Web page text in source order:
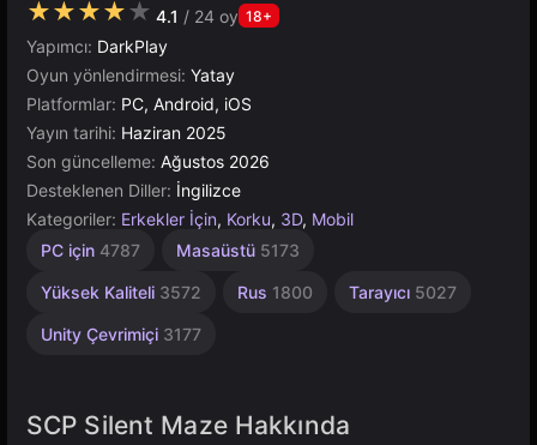
★★★★★ 4.1 / 24 oy 18+
Yapımcı: DarkPlay
Oyun yönlendirmesi: Yatay
Platformlar: PC, Android, iOS
Yayın tarihi: Haziran 2025
Son güncelleme: Ağustos 2026
Desteklenen Diller: İngilizce
Kategoriler: Erkekler İçin, Korku, 3D, Mobil
PC için 4787 Masaüstü 5173
Yüksek Kaliteli 3572 Rus 1800 Tarayıcı 5027
Unity Çevrimiçi 3177
SCP Silent Maze Hakkında